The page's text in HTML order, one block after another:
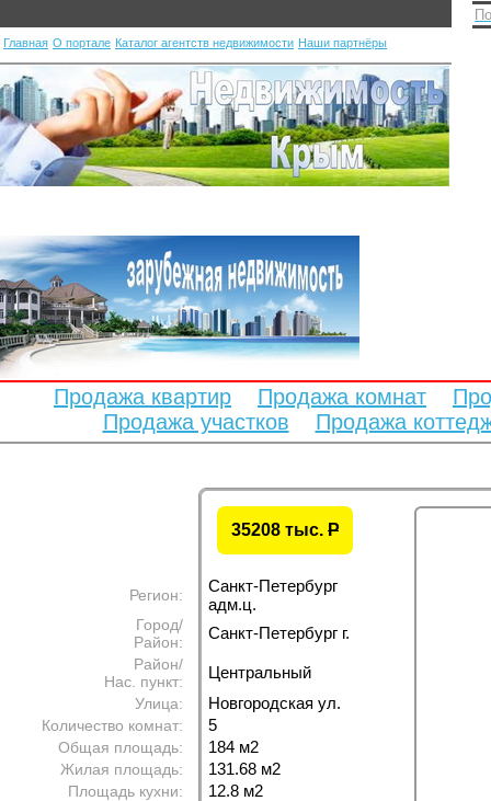
Главная О портале Каталог агентств недвижимости Наши партнёры
Продажа квартир Продажа комнат
Продажа участков
Продажа
35208 тыс. P
Регион:
Санкт-Петербург
адм.ц.
Город/
Район:
Санкт-Петербург г.
Район/
Нас. пункт:
Центральный
Улица: Новгородская ул.
Количество комнат: 5
Общая площадь: 184 м2
Жилая площадь: 131.68 м2
Площадь кухни: 12.8 м2